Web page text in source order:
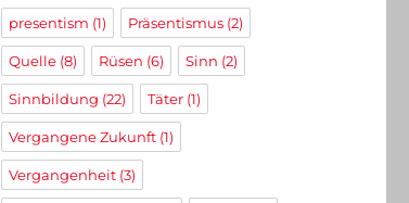
presentism (1) Präsentismus(2)
Quelle(8) Rüsen (6) Sinn (2)
Sinnbildung (22) Täter(1)
Vergangene Zukunft(1)
Vergangenheit(3)